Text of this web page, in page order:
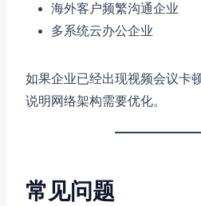
海外客户频繁沟通企业
多系统云办公企业
如果企业已经出现视频会议卡
说明网络架构需要优化。
常见问题